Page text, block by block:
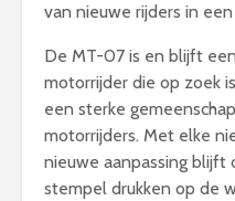
van nieuwe rijders in
De MT-07 is en blijft
motorrijder die op zoek
een sterke
motorrijders. Met elke
nieuwe aanpassing
stempel drukken op de